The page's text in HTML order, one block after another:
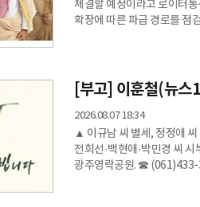
체결할 예정이라고 로이터
확장에 따른 파급 경로를 점
출발했다.이들은 무함마드
[부고] 이훈철(뉴스
2026.08.07 18:34
▲ 이규남 씨 별세, 정정애
전희선·백현애·박민경 씨
광주영락공원. ☎